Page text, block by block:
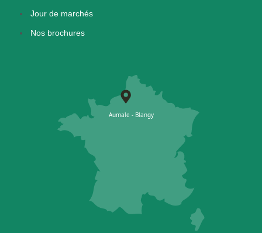
Jour de marchés
Nos brochures